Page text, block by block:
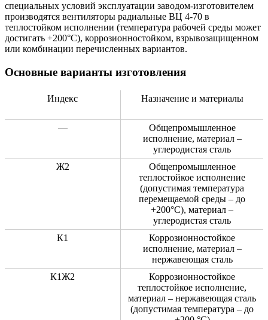
специальных условий эксплуатации заводом-изготовителем
производятся вентиляторы радиальные ВЦ 4-70 в
теплостойком исполнении (температура рабочей среды может
достигать +200°С), коррозионностойком, взрывозащищенном
или комбинации перечисленных вариантов.
Основные варианты изготовления
Индекс Назначение и материалы
—
Общепромышленное
исполнение, материал –
углеродистая сталь
Ж2
Общепромышленное
теплостойкое исполнение
(допустимая температура
перемещаемой среды – до
+200°С), материал –
углеродистая сталь
К1
Коррозионностойкое
исполнение, материал –
нержавеющая сталь
К1Ж2
Коррозионностойкое
теплостойкое исполнение,
материал – нержавеющая сталь
(допустимая температура – до